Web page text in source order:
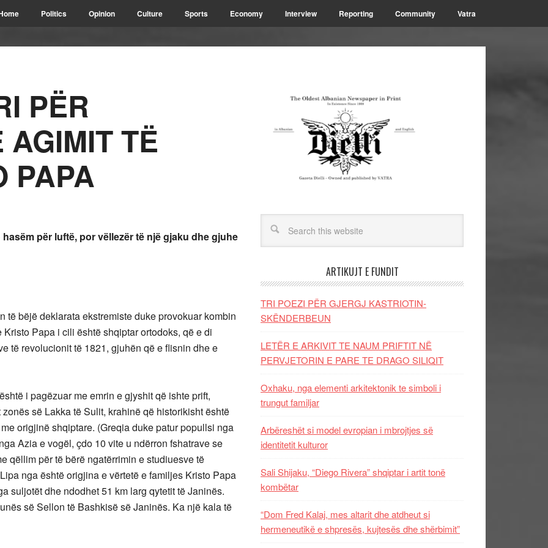
Politics Opinion Culture Sports Economy Interview Reporting Community Vatra
PËR
TË
PAPA
për luftë, por vëllezër të një gjaku dhe gjuhe
të bëjë deklarata ekstremiste duke provokuar kombin
Papa i cili është shqiptar ortodoks, që e di
të revolucionit të 1821, gjuhën që e flisnin dhe e
i pagëzuar me emrin e gjyshit që ishte prift,
së Lakka të Sulit, krahinë që historikisht është
origjinë shqiptare. (Greqia duke patur popullsi nga
Azia e vogël, çdo 10 vite u ndërron fshatrave se
qëllim për të bërë ngatërrimin e studiuesve të
nga është origjina e vërtetë e familjes Kristo Papa
suljotët dhe ndodhet 51 km larg qytetit të Janinës.
së Sellon të Bashkisë së Janinës. Ka një kala të
ARTIKUJT E FUNDIT
TRI POEZI PËR GJERGJ KASTRIOTIN-
SKËNDERBEUN
LETËR E ARKIVIT TE NAUM PRIFTIT NË
PERVJETORIN E PARE TE DRAGO SILIQIT
Oxhaku, nga elementi arkitektonik te simboli i
trungut familjar
Arbëreshët si model evropian i mbrojtjes së
identitetit kulturor
Sali Shijaku, “Diego Rivera” shqiptar i artit tonë
kombëtar
“Dom Fred Kalaj, mes altarit dhe atdheut si
hermeneutikë e shpresës, kujtesës dhe shërbimit”